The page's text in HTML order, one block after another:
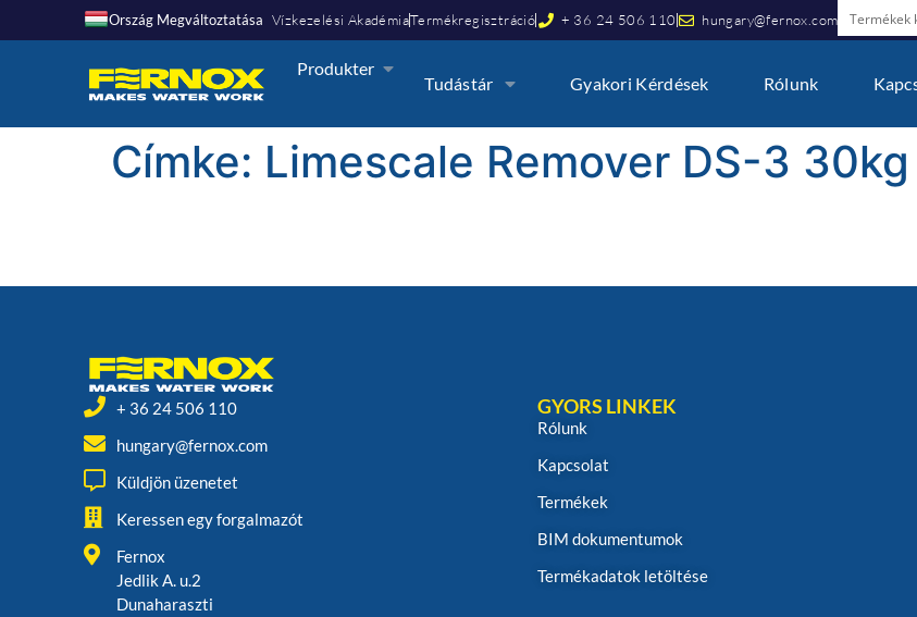
Ország Megváltoztatása Vízkezelési AkadémiaTermékregisztráció + 36 24 506 110 hungary@fernox.com
Produkter
Tudástár Gyakori Kérdések Rólunk
Címke: Limescale Remover DS-3 30kg
+ 36 24 506 110
hungary@fernox.com
Küldjön üzenetet
Keressen egy forgalmazót
Fernox
Jedlik A. u.2
Dunaharaszti
GYORS LINKEK
Rólunk
Kapcsolat
Termékek
BIM dokumentumok
Termékadatok letöltése